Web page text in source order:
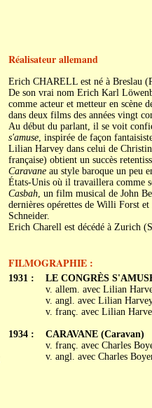
Réalisateur allemand
Erich CHARELL est né à Breslau
De son vrai nom Erich Karl
comme acteur et metteur en scène
dans deux films des années vingt
Au début du parlant, il se voit
s'amuse, inspirée de façon
Lilian Harvey dans celui de
française) obtient un succès
Caravaneau style baroque un peu
États-Unis où il travaillera comme
Casbah, un film musical de John
dernières opérettes de Willi Forst et
Schneider.
Erich Charell est décédé à Zurich
FILMOGRAPHIE :
1931 :
1934 :
LE CONGRÈS
v. allem. avec Lilian
v. angl. avec Lilian
v. franç. avec Lilian
CARAVANE (Caravan)
v. franç. avec Charles
v. angl. avec Charles